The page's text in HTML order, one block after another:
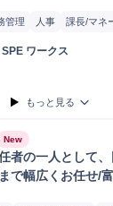
管理 人事 課長/マネ
ワークス
もっと見る
New
者の一人として
で幅広くお任せ/